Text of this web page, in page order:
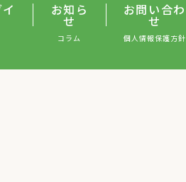
お知ら
せ
コラム
お問い合わ
せ
個人情報保護方針